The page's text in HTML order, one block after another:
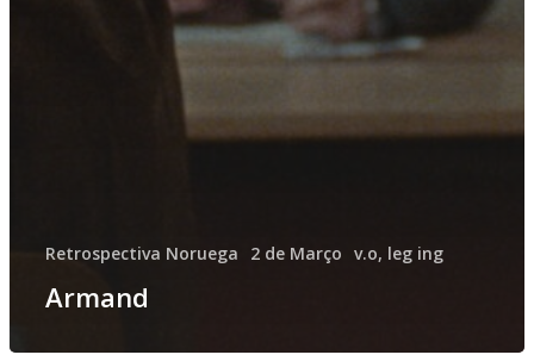
Retrospectiva Noruega 2 de Março v.o, leg ing
Armand